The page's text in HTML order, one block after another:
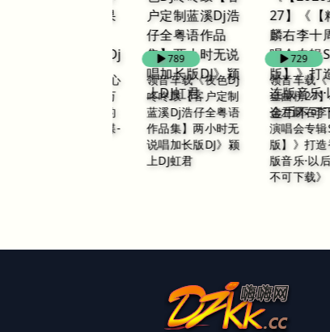
789
领音车载《夜色DJ
咚咚鼓【客户定制
蓝溪Dj浩仔全粤语
作品集】两小时无
说唱加长版DJ》颍
上DJ虹君
729
领音车载《【
金曲榜27】《
选左麟右李十
演唱会专辑SQ
版】》打造香
版音乐·以后
不可下载》